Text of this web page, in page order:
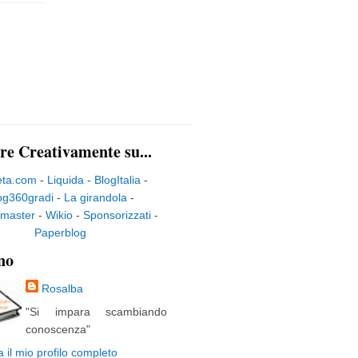
Creativamente su...
- Liquida - BlogItalia -
- La girandola -
- Wikio- Sponsorizzati-
Paperblog
Rosalba
"Si impara scambiando
conoscenza"
il mio profilo completo